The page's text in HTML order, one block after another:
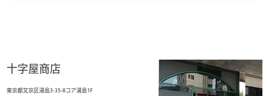
十字屋商店
東京都文京区湯島3-35-8コア湯島1F